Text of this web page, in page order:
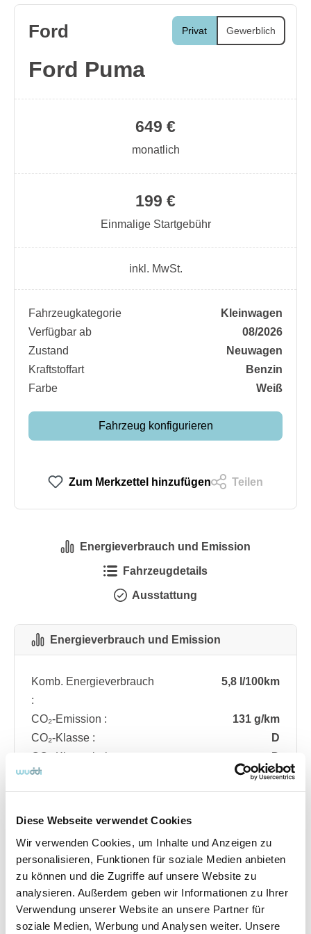
Diese Webseite verwendet Cookies
Wir verwenden Cookies, um Inhalte und Anzeigen zu
personalisieren, Funktionen für soziale Medien anbieten
zu können und die Zugriffe auf unsere Website zu
analysieren. Außerdem geben wir Informationen zu Ihrer
Verwendung unserer Website an unsere Partner für
soziale Medien, Werbung und Analysen weiter. Unsere
Privat Gewerblich
Ford
Ford Puma
199 €
Einmalige Startgebühr
649 €
monatlich
inkl. MwSt.
Fahrzeugkategorie
Kleinwagen
Verfügbar ab
08/2026
Zustand
Neuwagen
Kraftstoffart
Benzin
Farbe
Weiß
Fahrzeug konfigurieren
Zum Merkzettel hinzufügen Teilen
Energieverbrauch und Emission
Fahrzeugdetails
Ausstattung
Energieverbrauch und Emission
Komb. Energieverbrauch
:
5,8 l/100km
CO₂-Emission :
131 g/km
CO₂-Klasse :
D
CO₂-Klasse bei
entladener Batterie :
D
Fahrzeugdetails
Angebotsnummer
ABO74.220
Ausstattungslinie
ST Line
Verfügbar ab